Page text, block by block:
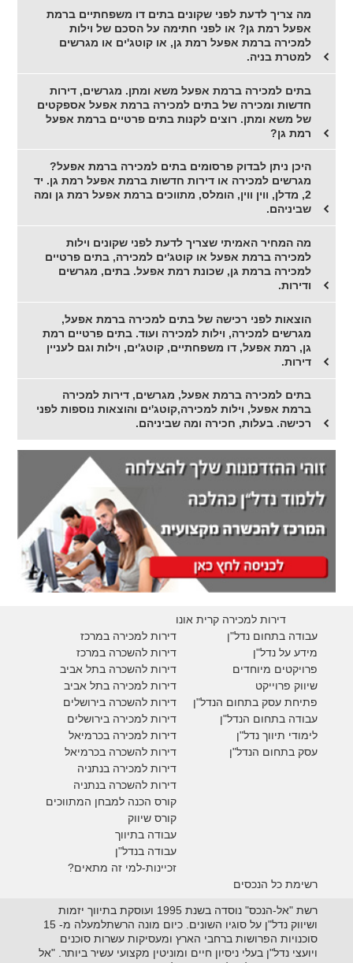
מה צריך לדעת לפני שקונים בתים דו משפחתיים ברמת
אפעל רמת גן? או לפני חתימה על הסכם של וילות
למכירה ברמת אפעל רמת גן, או קוטג'ים או מגרשים
למטרת בניה.
בתים למכירה ברמת אפעל משא ומתן. מגרשים, דירות
חדשות ומכירה של בתים למכירה ברמת אפעל אספקטים
של משא ומתן. רוצים לקנות בתים פרטיים ברמת אפעל
רמת גן?
היכן ניתן לבדוק פרסומים בתים למכירה ברמת אפעל?
מגרשים למכירה או דירות חדשות ברמת אפעל רמת גן. יד
2, מדלן, ווין ווין, הומלס, מתווכים ברמת אפעל רמת גן ומה
שביניהם.
מה המחיר האמיתי שצריך לדעת לפני שקונים וילות
למכירה ברמת אפעל או קוטג'ים למכירה, בתים פרטיים
למכירה ברמת גן, שכונת רמת אפעל. בתים, מגרשים
ודירות.
הוצאות לפני רכישה של בתים למכירה ברמת אפעל,
מגרשים למכירה, וילות למכירה ועוד. בתים פרטיים רמת
גן, רמת אפעל, דו משפחתיים, קוטג'ים, וילות וגם לעניין
דירות.
בתים למכירה ברמת אפעל, מגרשים, דירות למכירה
ברמת אפעל, וילות למכירה,קוטג'ים והוצאות נוספות לפני
רכישה. בעלות, חכירה ומה שביניהם.
דירות למכירה קרית אונו
דירות למכירה במרכז
דירות להשכרה במרכז
דירות להשכרה בתל אביב
דירות למכירה בתל אביב
דירות להשכרה בירושלים
דירות למכירה בירושלים
דירות למכירה בכרמיאל
דירות להשכרה בכרמיאל
דירות למכירה בנתניה
דירות להשכרה בנתניה
קורס הכנה למבחן המתווכים
קורס שיווק
עבודה בתיווך
עבודה בנדל"ן
זכיינות-למי זה מתאים?
עבודה בתחום נדל"ן
מידע על נדל"ן
פרויקטים מיוחדים
שיווק פרוייקט
פתיחת עסק בתחום הנדל"ן
עבודה בתחום הנדל"ן
לימודי תיווך נדל"ן
עסק בתחום הנדל"ן
רשימת כל הנכסים
רשת "אל-הנכס" נוסדה בשנת 1995 ועוסקת בתיווך יזמות
ושיווק נדל"ן על סוגיו השונים. כיום מונה הרשתלמעלה מ- 15
סוכנויות הפרושות ברחבי הארץ ומעסיקות עשרות סוכנים
ויועצי נדל"ן בעלי ניסיון חיים ומוניטין מקצועי עשיר ביותר. "אל